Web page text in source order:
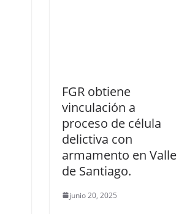
FGR obtiene
vinculación a
proceso de célula
delictiva con
armamento en Valle
de Santiago.
junio 20, 2025